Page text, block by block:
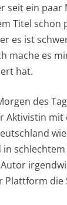
seit ein
Titel
es ist
mache es
hat.
des
Aktivistin mit
Plattform